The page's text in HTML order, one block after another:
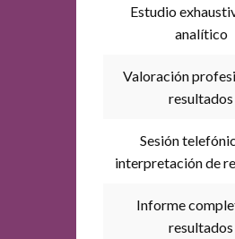
Estudio
analítico
Valoración
resultados
Sesión
interpretación de
Informe
resultados